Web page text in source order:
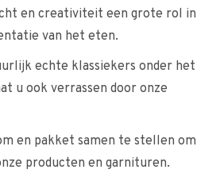
en creativiteit een grote rol in
van het eten.
echte klassiekers onder het
u ook verrassen door onze
en pakket samen te stellen om
producten en garnituren.